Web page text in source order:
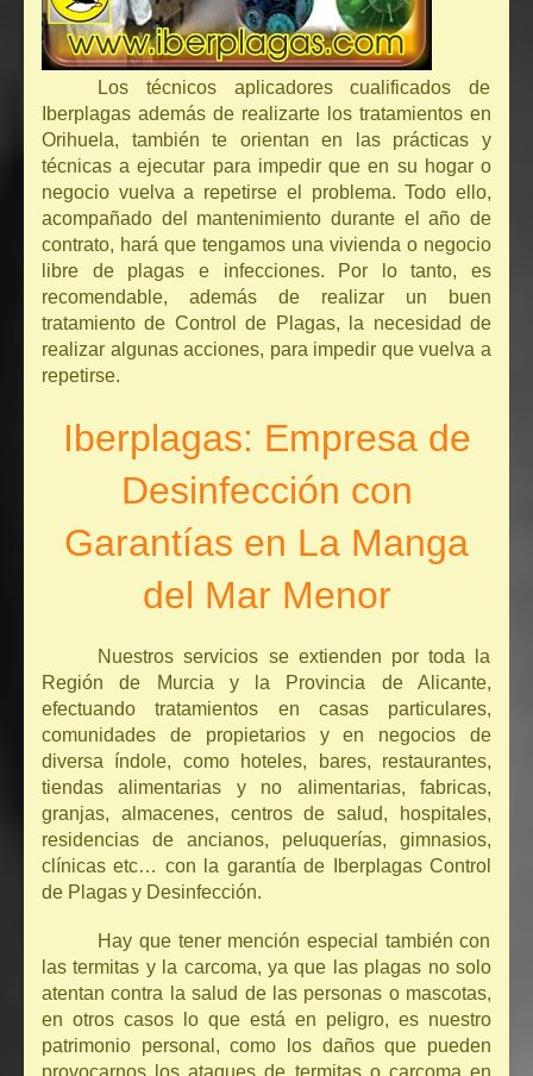
Los técnicos aplicadores cualificados de
Iberplagas además de realizarte los tratamientos en
Orihuela, también te orientan en las prácticas y
técnicas a ejecutar para impedir que en su hogar o
negocio vuelva a repetirse el problema. Todo ello,
acompañado del mantenimiento durante el año de
contrato, hará que tengamos una vivienda o negocio
libre de plagas e infecciones. Por lo tanto, es
recomendable, además de realizar un buen
tratamiento de Control de Plagas, la necesidad de
realizar algunas acciones, para impedir que vuelva a
repetirse.
Iberplagas: Empresa de
Desinfección con
Garantías en La Manga
del Mar Menor
Nuestros servicios se extienden por toda la
Región de Murcia y la Provincia de Alicante,
efectuando tratamientos en casas particulares,
comunidades de propietarios y en negocios de
diversa índole, como hoteles, bares, restaurantes,
tiendas alimentarias y no alimentarias, fabricas,
granjas, almacenes, centros de salud, hospitales,
residencias de ancianos, peluquerías, gimnasios,
clínicas etc… con la garantía de Iberplagas Control
de Plagas y Desinfección.
Hay que tener mención especial también con
las termitas y la carcoma, ya que las plagas no solo
atentan contra la salud de las personas o mascotas,
en otros casos lo que está en peligro, es nuestro
patrimonio personal, como los daños que pueden